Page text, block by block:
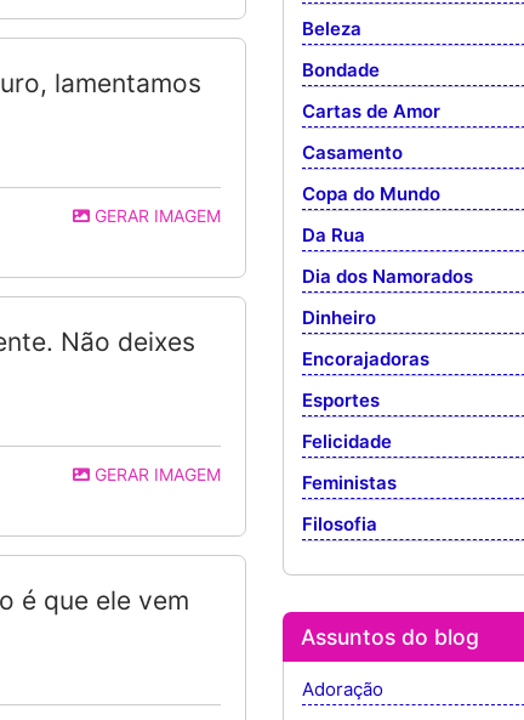
lamentamos
GERAR IMAGEM
Não deixes
GERAR IMAGEM
é que ele vem
Beleza
Bondade
Cartas de Amor
Casamento
Copa do Mundo
Da Rua
Dia dos Namorados
Dinheiro
Encorajadoras
Esportes
Felicidade
Feministas
Filosofia
Assuntos do blog
Adoração